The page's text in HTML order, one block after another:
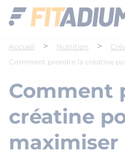
Accueil > Nutrition >
Comment prendre la créatine
Comment
créatine
maximiser